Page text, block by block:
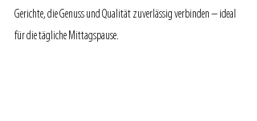
Gerichte, die Genuss und Qualität zuverlässig verbinden – ideal
für die tägliche Mittagspause.